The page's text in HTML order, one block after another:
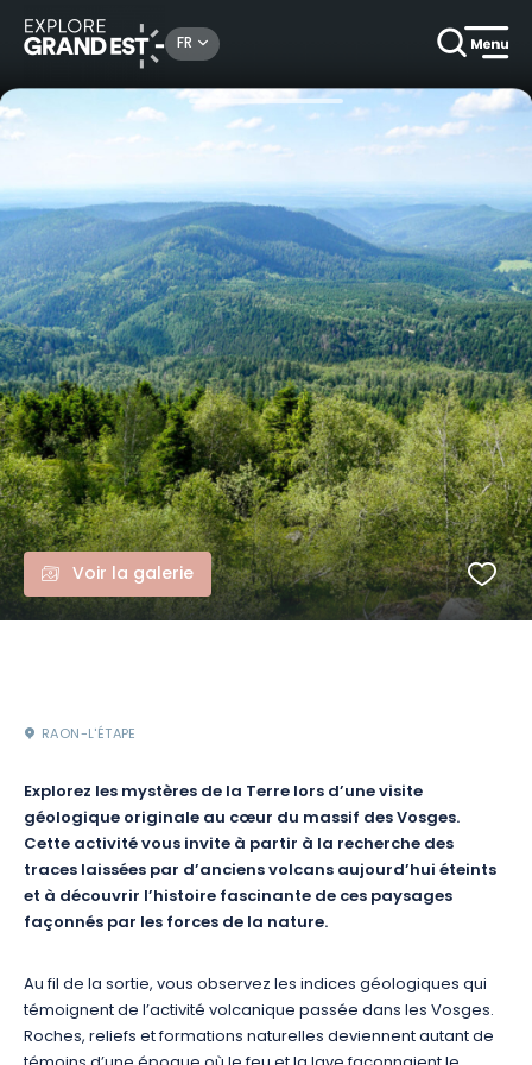
FR
Escapades Sur les traces des anciens volcans des Vosges
Voir la galerie
RAON-L'ÉTAPE
Explorez les mystères de la Terre lors d’une visite
géologique originale au cœur du massif des Vosges.
Cette activité vous invite à partir à la recherche des
traces laissées par d’anciens volcans aujourd’hui éteints
et à découvrir l’histoire fascinante de ces paysages
façonnés par les forces de la nature.
Au fil de la sortie, vous observez les indices géologiques qui
témoignent de l’activité volcanique passée dans les Vosges.
Roches, reliefs et formations naturelles deviennent autant de